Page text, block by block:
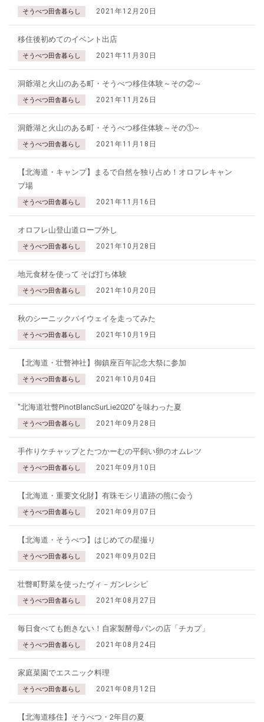
そうべつ田舎暮らし 2021年12月20日
移住後初めてのイベント出店
そうべつ田舎暮らし 2021年11月30日
洞爺湖と火山のある町・そうべつ移住体験～その②～
そうべつ田舎暮らし 2021年11月26日
洞爺湖と火山のある町・そうべつ移住体験～その①~
そうべつ田舎暮らし 2021年11月18日
【北海道・キャンプ】まるで自然を独り占め！オロフレキャン
プ場
そうべつ田舎暮らし 2021年11月16日
オロフレ山登山道ロープ外し
そうべつ田舎暮らし 2021年10月28日
地元食材を使って そば打ち体験
そうべつ田舎暮らし 2021年10月20日
秋のシーニックバイウェイを走ってみた
そうべつ田舎暮らし 2021年10月19日
【北海道・壮瞥神社】御鎮座百年記念大祭に参加
そうべつ田舎暮らし 2021年10月04日
"北海道壮瞥PinotBlancSurLie2020"を味わった夏
そうべつ田舎暮らし 2021年09月28日
手作りケチャップとたつかーむの平飼い卵のオムレツ
そうべつ田舎暮らし 2021年09月10日
【北海道・重要文化財】有珠モシリ遺跡の熊に会う
そうべつ田舎暮らし 2021年09月07日
【北海道・そうべつ】はじめての星撮り
そうべつ田舎暮らし 2021年09月02日
壮瞥町野菜を使ったヴィ－ガンレシピ
そうべつ田舎暮らし 2021年08月27日
毎日食べても飽きない！自家製酵母パンの店「チカプ」
そうべつ田舎暮らし 2021年08月24日
家庭菜園でエスニック料理
そうべつ田舎暮らし 2021年08月12日
【北海道移住】そうべつ・2年目の夏